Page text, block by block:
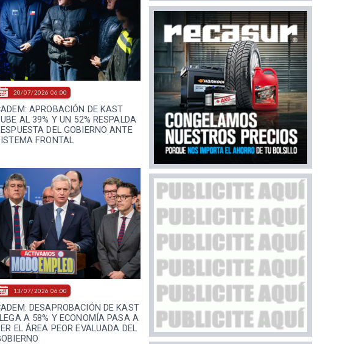
APROBACIÓN DE KAST
AL 39% Y UN 52% RESPALDA
DEL GOBIERNO ANTE
FRONTAL
20/07/2026 06:00
DESAPROBACIÓN DE KAST
A 58% Y ECONOMÍA PASA A
EL ÁREA PEOR EVALUADA DEL
13/07/2026 06:00